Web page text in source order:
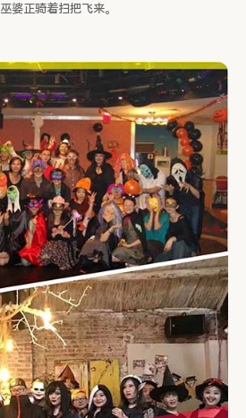
巫婆正骑着扫把飞来。